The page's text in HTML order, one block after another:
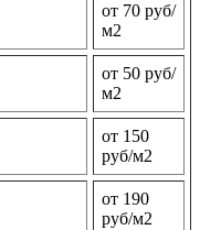
от 70 руб/
м2
от 50 руб/
м2
от 150
руб/м2
от 190
руб/м2